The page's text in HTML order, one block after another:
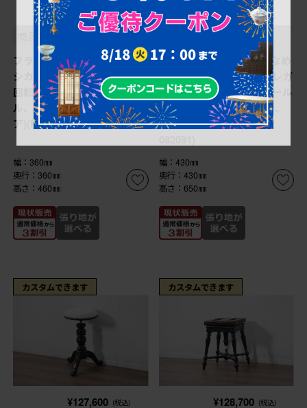
¥121,000 (税込)
商品番号 R-082092
フランスアンティーク クラ
シカルな挽き物脚のフレンチ
回転スツール(ピアノスツー
ル、イス、丸椅子、回転チェ
ア)(R-082092)
幅：360㎜
奥行：360㎜
高さ：460㎜
¥139,700 (税込)
商品番号 R-082091
フランスアンティーク なめ
らかな曲線を描く脚がエレガ
ントなフレンチ回転スツール
(ピアノスツール、丸椅子、
イス、回転チェア)(R-
幅：430㎜
奥行：430㎜
高さ：650㎜
カスタムできます
¥127,600 (税込)
カスタムできます
¥128,700 (税込)